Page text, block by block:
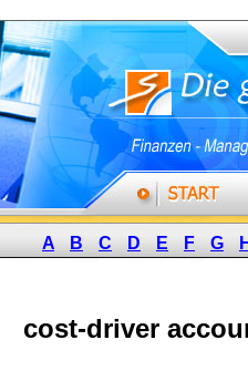
A B C D E F G
cost-driver